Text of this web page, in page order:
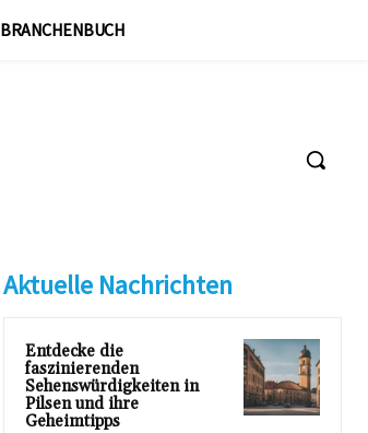
BRANCHENBUCH
Aktuelle Nachrichten
Entdecke die
faszinierenden
Sehenswürdigkeiten in
Pilsen und ihre
Geheimtipps